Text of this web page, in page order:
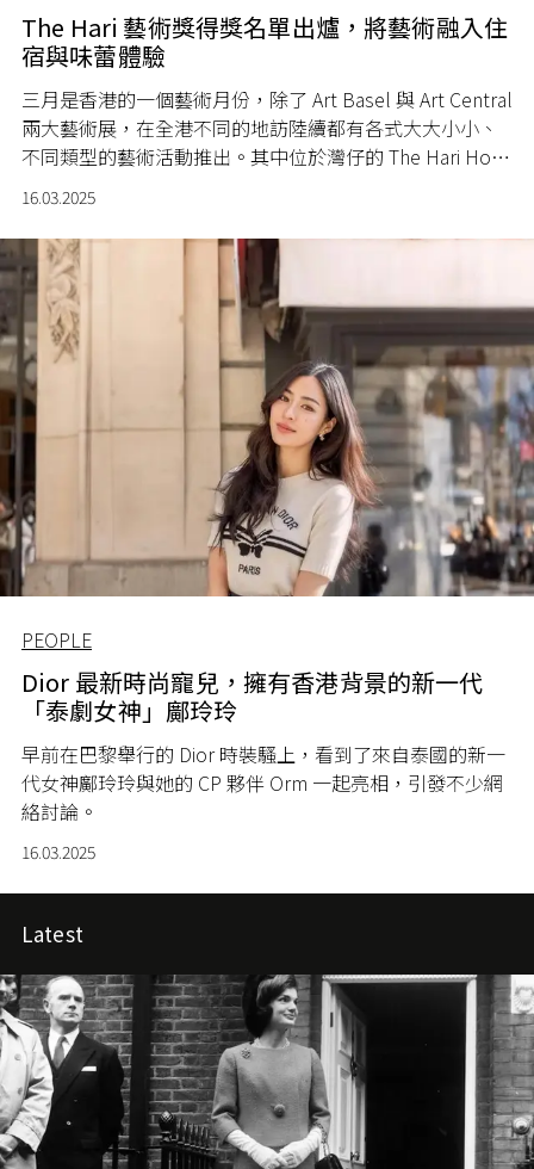
The Hari 藝術獎得獎名單出爐，將藝術融入住
宿與味蕾體驗
三月是香港的一個藝術月份，除了 Art Basel 與 Art Central
兩大藝術展，在全港不同的地訪陸續都有各式大大小小、
不同類型的藝術活動推出。其中位於灣仔的 The Hari Hong
16.03.2025
PEOPLE
Dior 最新時尚寵兒，擁有香港背景的新一代
「泰劇女神」鄺玲玲
早前在巴黎舉行的 Dior 時裝騷上，看到了來自泰國的新一
代女神鄺玲玲與她的 CP 夥伴 Orm 一起亮相，引發不少網
絡討論。
16.03.2025
Latest